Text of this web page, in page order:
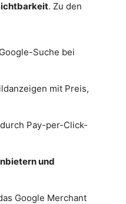
. Zu den
Suche bei
mit Preis,
durch Pay-per-Click-
und
Google Merchant